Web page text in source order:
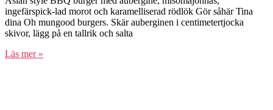
ingefärspick-lad morot och karamelliserad rödlök Gör såhär Tina
dina Oh mungood burgers. Skär auberginen i centimetertjocka
skivor, lägg på en tallrik och salta
Läs mer »